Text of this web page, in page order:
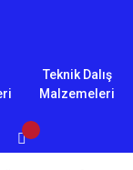
Teknik Dalış
Malzemeleri